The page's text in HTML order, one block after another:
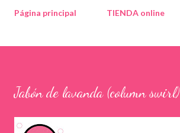
Página principal
TIENDA online
Jabón de lavanda (column swirl)